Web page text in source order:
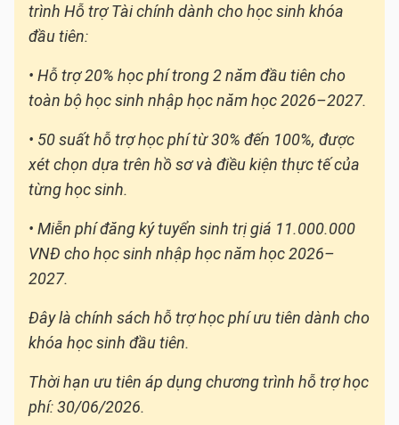
trình Hỗ trợ Tài chính dành cho học sinh khóa
đầu tiên:
• Hỗ trợ 20% học phí trong 2 năm đầu tiên cho
toàn bộ học sinh nhập học năm học 2026–2027.
• 50 suất hỗ trợ học phí từ 30% đến 100%, được
xét chọn dựa trên hồ sơ và điều kiện thực tế của
từng học sinh.
• Miễn phí đăng ký tuyển sinh trị giá 11.000.000
VNĐ cho học sinh nhập học năm học 2026–
2027.
Đây là chính sách hỗ trợ học phí ưu tiên dành cho
khóa học sinh đầu tiên.
Thời hạn ưu tiên áp dụng chương trình hỗ trợ học
phí: 30/06/2026.